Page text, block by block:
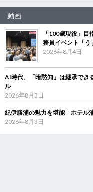
動画
「100歳現役」
務員イベント「う
2026年8月4日
AI時代、「暗黙知」は継承で
ル
2026年8月3日
紀伊勝浦の魅力を堪能 ホテル
2026年8月3日